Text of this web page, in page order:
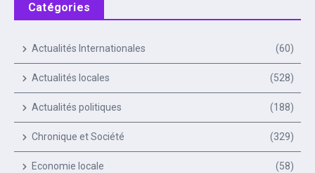
Catégories
Actualités Internationales (60)
Actualités locales (528)
Actualités politiques (188)
Chronique et Société (329)
Economie locale (58)